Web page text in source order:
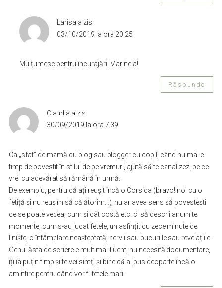
Larisa a zis
03/10/2019 la ora 20:25
Mulțumesc pentru încurajări, Marinela!
Răspunde
Claudia a zis
30/09/2019 la ora 7:39
Ca „sfat” de mamă cu blog sau blogger cu copil, când nu mai e
timp de povestit în stilul de pe vremuri, ajută să te canalizezi pe ce
vrei cu adevărat să rămână în urmă.
De exemplu, pentru că ați reușit încă o Corsica (bravo! noi cu o
fetiță și nu reușim să călătorim…), nu ar avea sens să povestești
ce se poate vedea, cum și cât costă etc. ci să descrii anumite
momente, cum s-au jucat fetele, un asfințit cu zece minute de
liniște, o întâmplare neașteptată, nervii sau bucuriile sau revelațiile.
Genul ăsta de scriere e mult mai fluent, nu necesită documentare,
îți ia puțin timp și te vei simți și bine că ai pus deoparte încă o
amintire pentru când vor fi fetele mari.